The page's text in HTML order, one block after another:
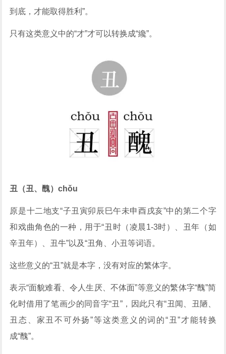
到底，才能取得胜利”。
只有这类意义中的“才”才可以转换成“纔”。
丑（丑、醜）chǒu
原是十二地支“子丑寅卯辰巳午未申酉戌亥”中的第二个字
和戏曲角色的一种，用于“丑时（凌晨1-3时）、丑年（如
辛丑年）、丑牛”以及“丑角、小丑等词语。
这些意义的“丑”就是本字，没有对应的繁体字。
表示“面貌难看、令人生厌、不体面”等意义的繁体字“醜”简
化时借用了笔画少的同音字“丑”，因此只有“丑闻、丑陋、
丑态、家丑不可外扬”等这类意义的词的“丑”才能转换
成“醜”。